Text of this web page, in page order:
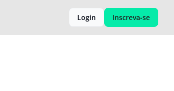
Login Inscreva-se